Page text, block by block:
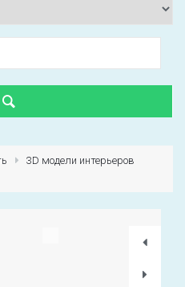
3D модели интерьеров